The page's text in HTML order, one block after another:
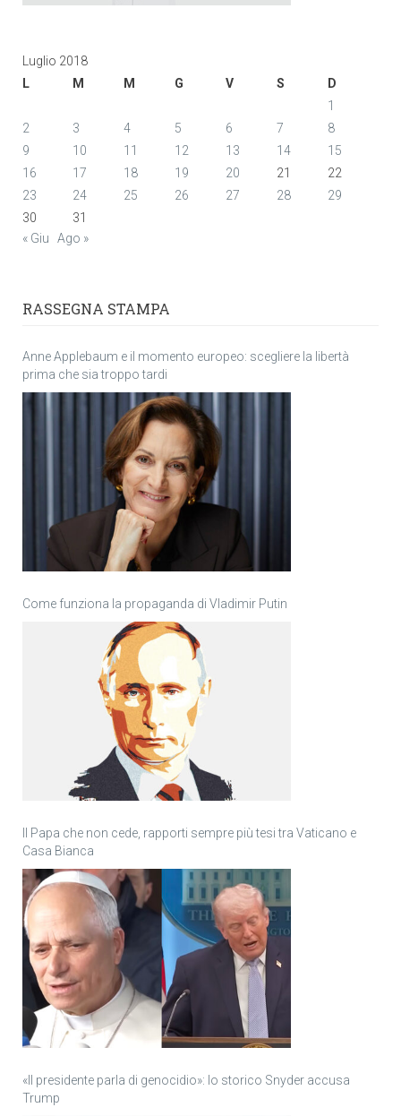
Luglio 2018
L
M M G V S
D
1
2
3 4 5 6 7
8
9
10 11 12 13 14
15
16
17 18 19 20 21
22
23
24 25 26 27 28
29
30
31
« Giu
Ago »
RASSEGNA STAMPA
Anne Applebaum e il momento europeo: scegliere la libertà
prima che sia troppo tardi
Come funziona la propaganda di Vladimir Putin
Il Papa che non cede, rapporti sempre più tesi tra Vaticano e
Casa Bianca
«Il presidente parla di genocidio»: lo storico Snyder accusa
Trump